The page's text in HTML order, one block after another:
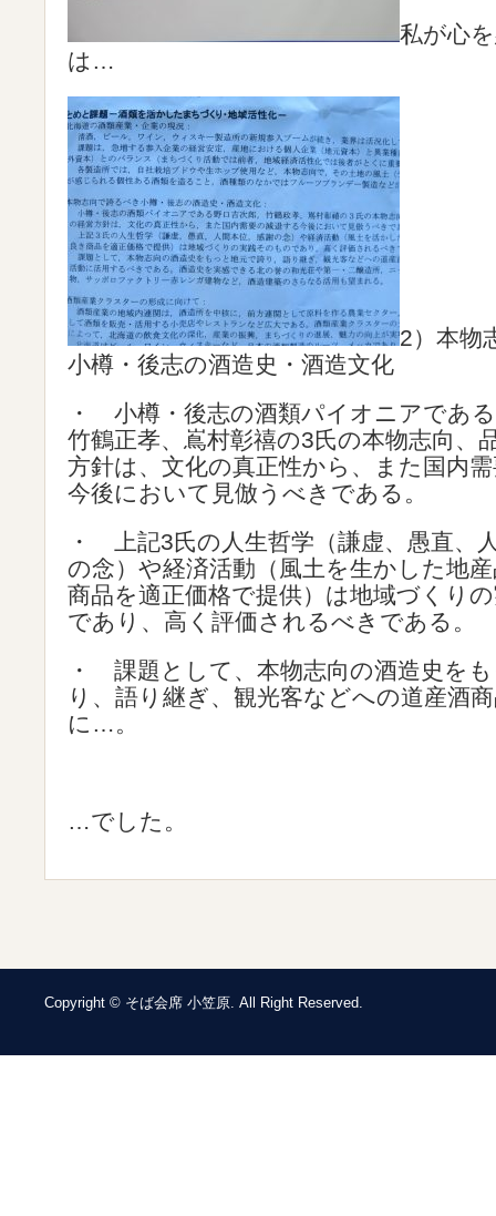
私が心
は…
2）本物
小樽・後志の酒造史・酒造文化
・ 小樽・後志の酒類パイオニアであ
竹鶴正孝、嶌村彰禧の3氏の本物志向、
方針は、文化の真正性から、また国内
今後において見倣うべきである。
・ 上記3氏の人生哲学（謙虚、愚直、
の念）や経済活動（風土を生かした地
商品を適正価格で提供）は地域づくり
であり、高く評価されるべきである。
・ 課題として、本物志向の酒造史を
り、語り継ぎ、観光客などへの道産酒
に…。
…でした。
Copyright © そば会席 小笠原. All Right Reserved.